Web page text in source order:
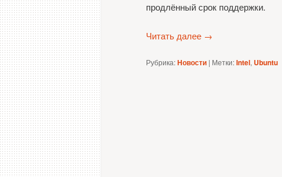
продлённый срок поддержки.
Читать далее →
Рубрика:Новости | Метки:Intel, Ubuntu